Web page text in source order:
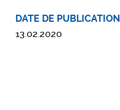
DATE DE PUBLICATION
13.02.2020